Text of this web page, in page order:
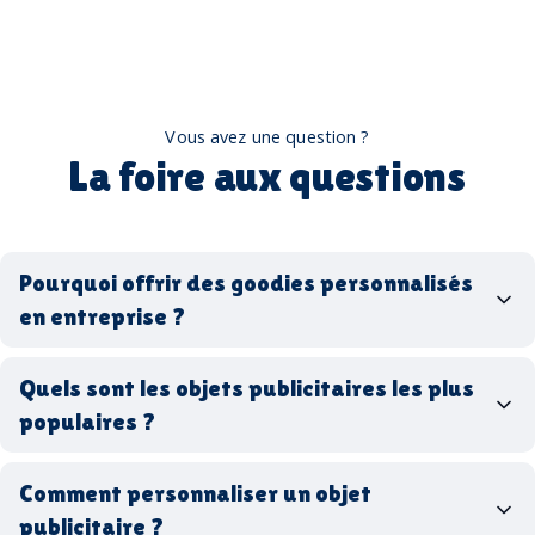
Vous avez une question ?
La foire aux questions
Pourquoi offrir des goodies personnalisés
en entreprise ?
Quels sont les objets publicitaires les plus
populaires ?
stylos personnalisés
tote bags publicitaires
gourdes réutilisables
Comment personnaliser un objet
publicitaire ?